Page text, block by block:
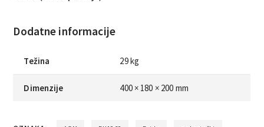
Dodatne informacije
Težina 29 kg
Dimenzije 400 × 180 × 200 mm